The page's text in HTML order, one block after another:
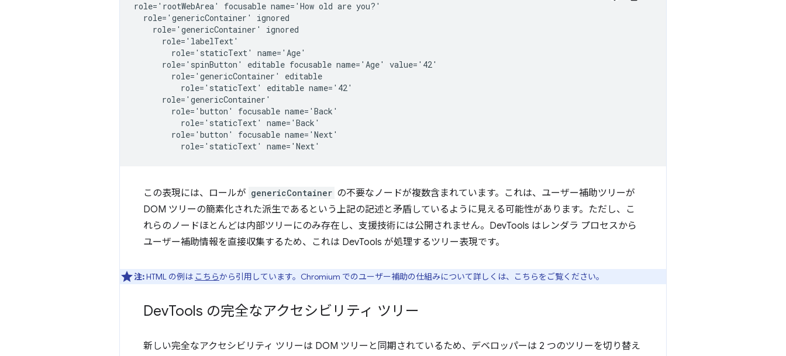
role='rootWebArea' focusable name='How old are you?'
  role='genericContainer' ignored
    role='genericContainer' ignored
      role='labelText'
        role='staticText' name='Age'
      role='spinButton' editable focusable name='Age' value='42'
        role='genericContainer' editable
          role='staticText' editable name='42'
      role='genericContainer'
        role='button' focusable name='Back'
          role='staticText' name='Back'
        role='button' focusable name='Next'
この表現には、ロールが genericContainer の不要なノードが複数含まれています。これは、ユーザー補助ツリーが
DOM ツリーの簡素化された派生であるという上記の記述と矛盾しているように見える可能性があります。ただし、こ
れらのノードほとんどは内部ツリーにのみ存在し、支援技術には公開されません。DevTools はレンダラ プロセスから
ユーザー補助情報を直接収集するため、これは DevTools が処理するツリー表現です。
注:HTML の例は こちらから引用しています。Chromium でのユーザー補助の仕組みについて詳しくは、こちらをご覧ください。
DevTools の完全なアクセシビリティ ツリー
新しい完全なアクセシビリティ ツリーは DOM ツリーと同期されているため、デベロッパーは 2 つのツリーを切り替え